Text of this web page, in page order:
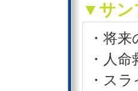
▼サン
・将
・人
・ス